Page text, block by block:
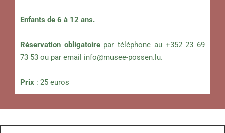
Enfants de 6 à 12 ans.
Réservation obligatoirepar téléphone au +352 23 69
73 53 ou par email info@musee-possen.lu.
Prix : 25 euros